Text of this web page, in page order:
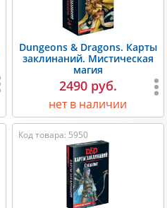
Dungeons & Dragons. Карты
заклинаний. Мистическая
магия
2490 руб.
нет в наличии
Код товара: 5950